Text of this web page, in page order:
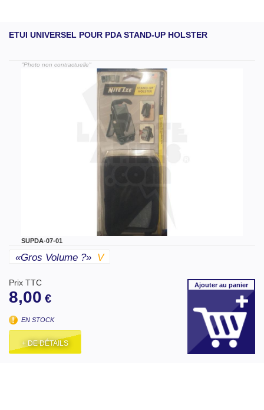
ETUI UNIVERSEL POUR PDA STAND-UP HOLSTER
"Photo non contractuelle"
SUPDA-07-01
«gros Volume ?» V
Prix TTC
8,00 €
EN STOCK
+ DE DÉTAILS
Ajouterau panier